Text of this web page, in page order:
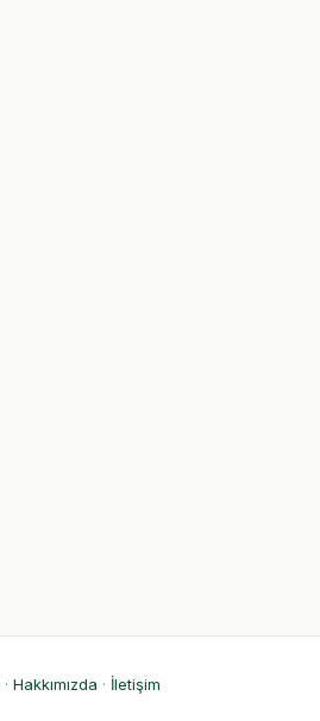
· Hakkımızda · İletişim